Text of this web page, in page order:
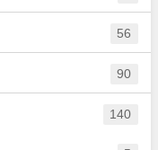
56
90
140